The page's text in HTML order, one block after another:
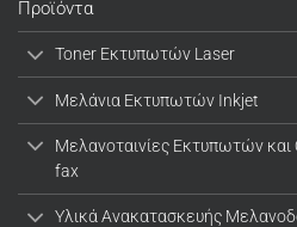
Προϊόντα
Toner Εκτυπωτών Laser
Μελάνια Εκτυπωτών Inkjet
Μελανοταινίες Εκτυπωτών και
fax
Υλικά Ανακατασκευής